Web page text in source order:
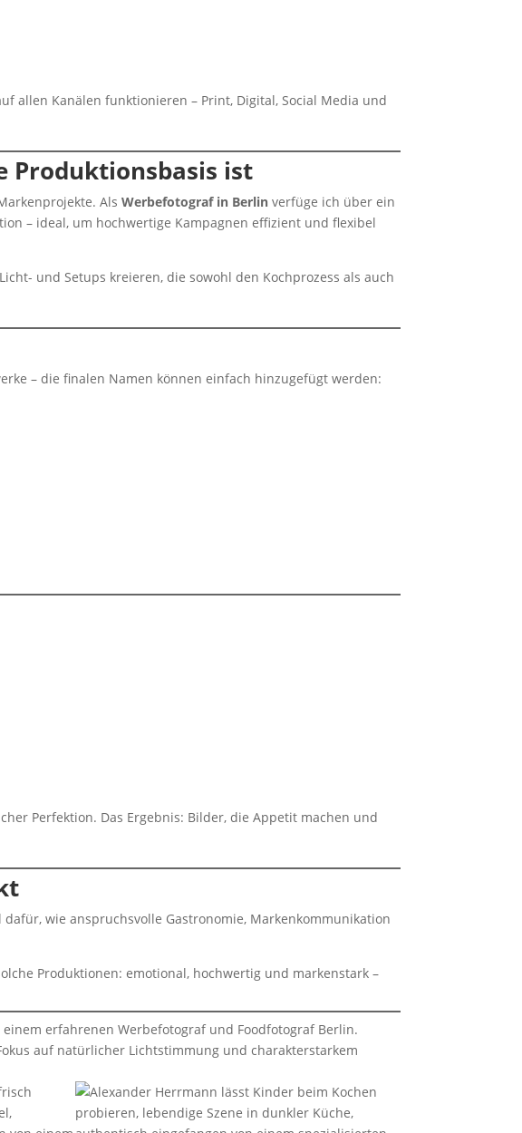
allen Kanälen funktionieren – Print, Digital, Social Media und
Produktionsbasis ist
AlsWerbefotograf in Berlin verfüge ich über ein
– ideal, um hochwertige Kampagnen effizient und flexibel
und Setups kreieren, die sowohl den Kochprozess als auch
– die finalen Namen können einfach hinzugefügt werden:
Perfektion. Das Ergebnis: Bilder, die Appetit machen und
wie anspruchsvolle Gastronomie, Markenkommunikation
Produktionen: emotional, hochwertig und markenstark –